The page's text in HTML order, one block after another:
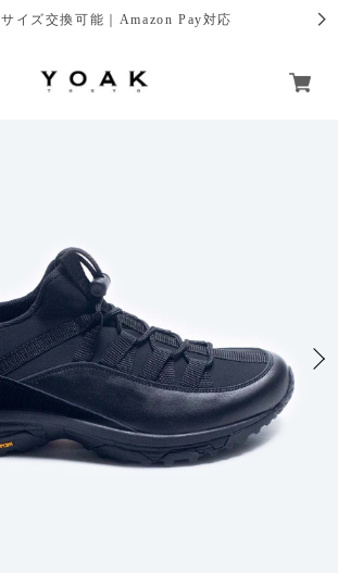
サイズ交換可能｜Amazon Pay対応